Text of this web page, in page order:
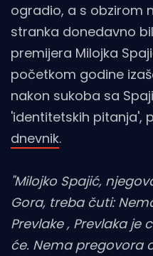
ogradio, a s obzirom
stranka donedavno
premijera Milojka
početkom godine
nakon sukoba sa
'identitetskih pitanja',
dnevnik.
"Milojko Spajić,
Gora, treba čuti:
Prevlake , Prevlaka je
će. Nema pregovora